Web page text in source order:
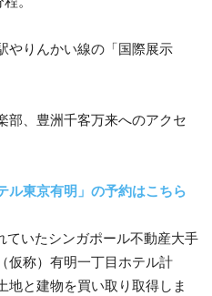
やりんかい線の「国際展示
部、豊洲千客万来へのアクセ
ル東京有明」の予約はこちら
いたシンガポール不動産大手
仮称）有明一丁目ホテル計
地と建物を買い取り取得しま